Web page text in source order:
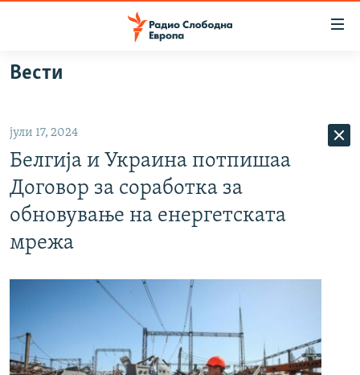
Оди
на
Оди
на
главната
навигација
Премини
на
пребарување
ВИЗУЕЛНО
ШТО ТРЕБА ДА ЗНАЕТЕ
ПРИЈАВИ СЕ ЗА ЊУЗЛЕТЕР
ПОДКАСТ ЗОШТО?
Вести
јули 17, 2024
Белгија и Украина потпишаа
Договор за соработка за
обновување на енергетската
мрежа